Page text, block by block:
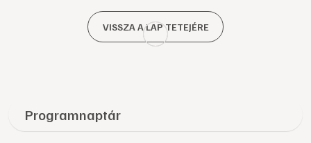
VISSZA A LAP TETEJÉRE
Programnaptár